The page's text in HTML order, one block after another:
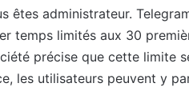
êtes administrateur.
temps limités aux 30
précise que cette limite
les utilisateurs peuvent y